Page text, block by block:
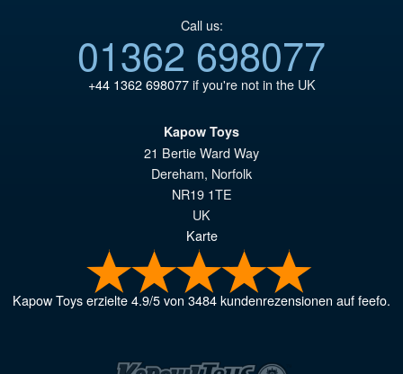
Call us:
01362 698077
+44 1362 698077if you're not in the UK
Kapow Toys
21 Bertie Ward Way
Dereham, Norfolk
NR19 1TE
UK
Karte
Kapow Toyserzielte4.9/5von3484kundenrezensionen auf feefo.